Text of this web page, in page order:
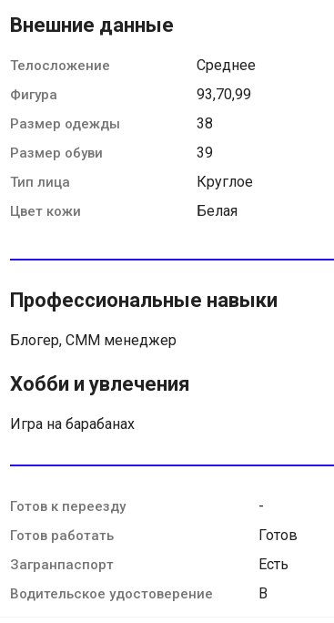
Внешние данные
Телосложение Среднее
Фигура 93,70,99
Размер одежды 38
Размер обуви 39
Тип лица Круглое
Цвет кожи Белая
Профессиональные навыки
Блогер, СММ менеджер
Хобби и увлечения
Игра на барабанах
Готов к переезду -
Готов работать Готов
Загранпаспорт Есть
Водительское удостоверение B